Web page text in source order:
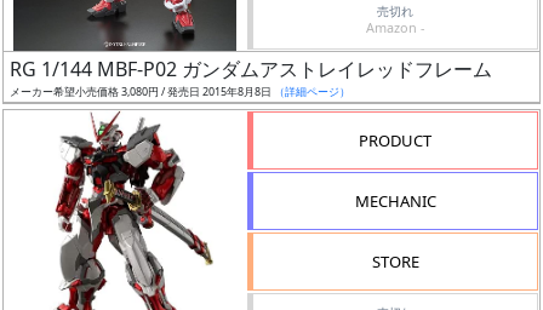
抽
選
中
売切れ
Amazon -
RG 1/144 MBF-P02 ガンダムアストレイレッドフレーム
メーカー希望小売価格 3,080円 / 発売日 2015年8月8日 （詳細ページ）
PRODUCT
MECHANIC
STORE